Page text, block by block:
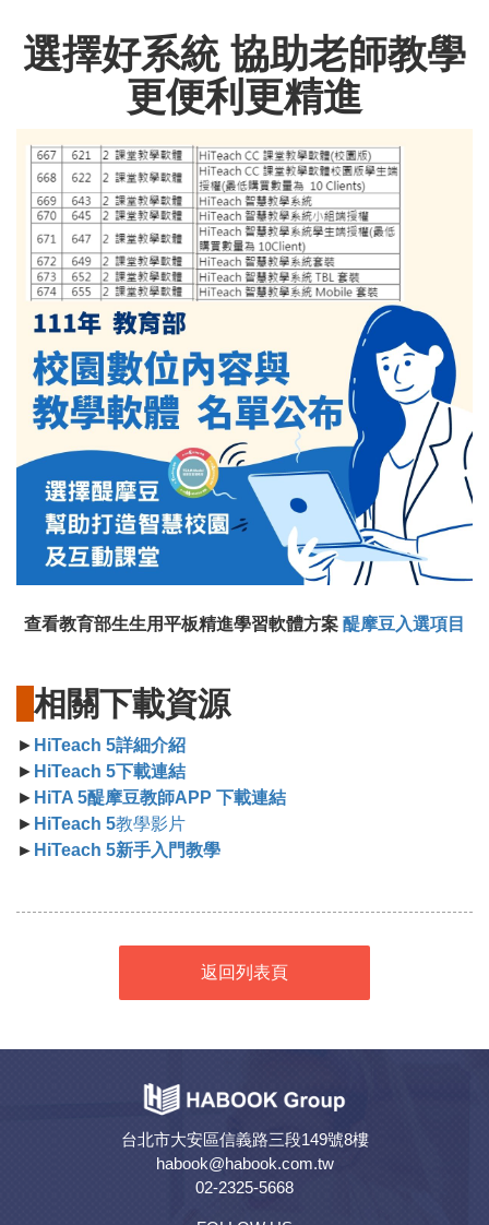
選擇好系統 協助老師教學
更便利更精進
查看教育部生生用平板精進學習軟體方案 醍摩豆入選項目
相關下載資源
► HiTeach 5詳細介紹
► HiTeach 5下載連結
► HiTA 5醍摩豆教師APP 下載連結
► HiTeach 5教學影片
► HiTeach 5新手入門教學
返回列表頁
台北市大安區信義路三段149號8樓
habook@habook.com.tw
02-2325-5668